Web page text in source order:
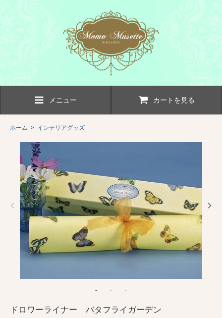
メニュー カートを見る
ホーム > インテリアグッズ
ドロワーライナー バタフライガーデン